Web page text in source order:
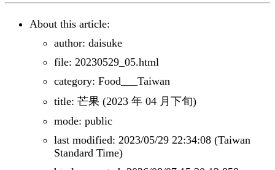
About this article:
author: daisuke
file: 20230529_05.html
category: Food___Taiwan
title: 芒果 (2023 年 04 月下旬)
mode: public
last modified: 2023/05/29 22:34:08 (Taiwan
Standard Time)